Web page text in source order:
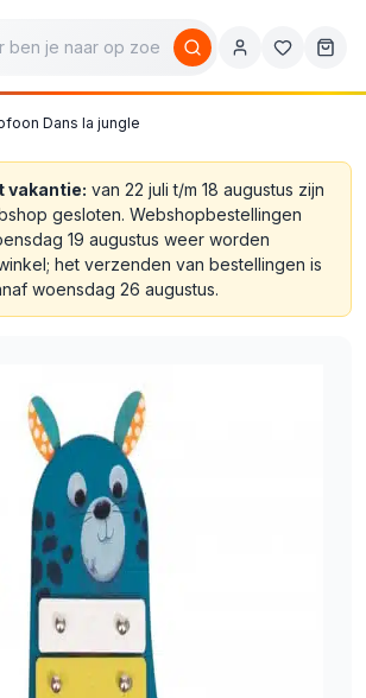
Dans la jungle
vakantie: van 22 juli t/m 18 augustus zijn
gesloten. Webshopbestellingen
19 augustus weer worden
het verzenden van bestellingen is
woensdag 26 augustus.